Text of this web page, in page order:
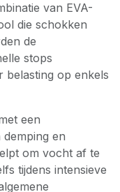
van EVA-
die schokken
de
stops
op enkels
een
en
om vocht af te
tijdens intensieve